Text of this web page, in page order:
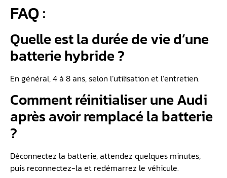
FAQ :
Quelle est la durée de vie d’une
batterie hybride ?
En général, 4 à 8 ans, selon l’utilisation et l’entretien.
Comment réinitialiser une Audi
après avoir remplacé la batterie
?
Déconnectez la batterie, attendez quelques minutes,
puis reconnectez-la et redémarrez le véhicule.